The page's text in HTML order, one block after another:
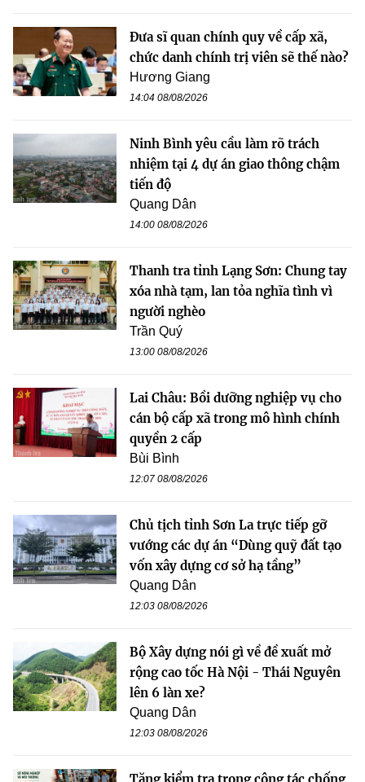
Đưa sĩ quan chính quy về cấp xã,
chức danh chính trị viên sẽ thế nào?
Hương Giang
14:04 08/08/2026
Ninh Bình yêu cầu làm rõ trách
nhiệm tại 4 dự án giao thông chậm
tiến độ
Quang Dân
14:00 08/08/2026
Thanh tra tỉnh Lạng Sơn: Chung tay
xóa nhà tạm, lan tỏa nghĩa tình vì
người nghèo
Trần Quý
13:00 08/08/2026
Lai Châu: Bồi dưỡng nghiệp vụ cho
cán bộ cấp xã trong mô hình chính
quyền 2 cấp
Bùi Bình
12:07 08/08/2026
Chủ tịch tỉnh Sơn La trực tiếp gỡ
vướng các dự án “Dùng quỹ đất tạo
vốn xây dựng cơ sở hạ tầng”
Quang Dân
12:03 08/08/2026
Bộ Xây dựng nói gì về đề xuất mở
rộng cao tốc Hà Nội - Thái Nguyên
lên 6 làn xe?
Quang Dân
12:03 08/08/2026